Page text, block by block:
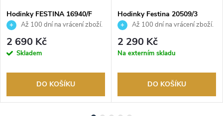
Hodinky FESTINA 16940/F
Až 100 dní na vrácení zboží.
Autorizovaný prodejce.
2 690 Kč
Skladem
DO KOŠÍKU
Hodinky Festina 20509/3
Až 100 dní na vrácení zboží.
Autorizovaný prodejce.
2 290 Kč
Na externím skladu
DO KOŠÍKU